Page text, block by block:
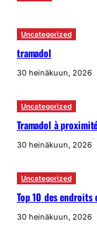
Uncategorized
tramadol
30 heinäkuun, 2026
Uncategorized
Tramadol à proximité
30 heinäkuun, 2026
Uncategorized
Top 10 des endroits
30 heinäkuun, 2026